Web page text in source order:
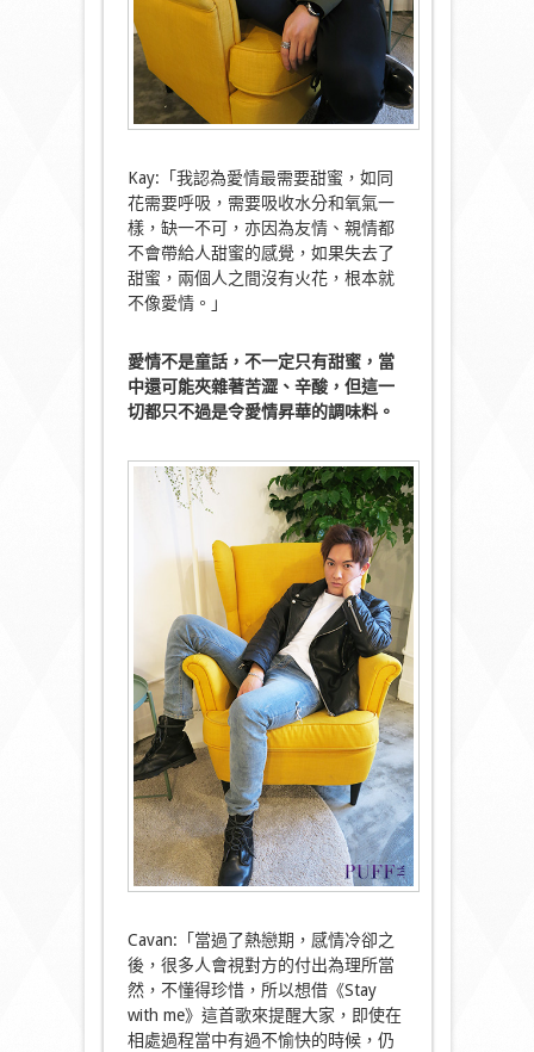
Kay:「我認為愛情最需要甜蜜，如同
花需要呼吸，需要吸收水分和氧氣一
樣，缺一不可，亦因為友情、親情都
不會帶給人甜蜜的感覺，如果失去了
甜蜜，兩個人之間沒有火花，根本就
不像愛情。」
愛情不是童話，不一定只有甜蜜，當
中還可能夾雜著苦澀、辛酸，但這一
切都只不過是令愛情昇華的調味料。
Cavan:「當過了熱戀期，感情冷卻之
後，很多人會視對方的付出為理所當
然，不懂得珍惜，所以想借《Stay
with me》這首歌來提醒大家，即使在
相處過程當中有過不愉快的時候，仍